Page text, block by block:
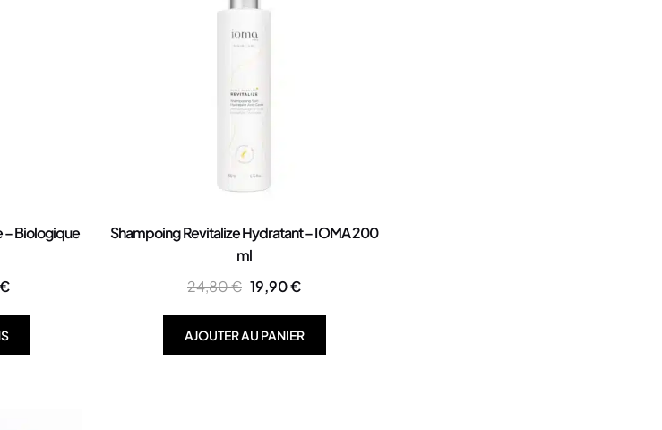
– Biologique
€
Shampoing Revitalize Hydratant – IOMA 200
ml
24,80€ 19,90€
AJOUTER AU PANIER